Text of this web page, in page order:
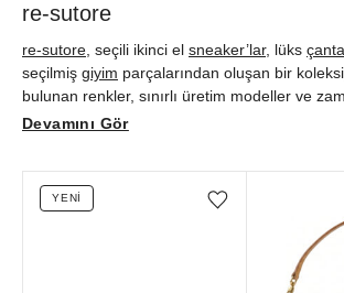
re-sutore
re-sutore, seçili ikinci el sneaker’lar, lüks
seçilmiş giyim parçalarından oluşan bir
bulunan renkler, sınırlı üretim modeller ve
aynı seçkide buluşur. Her ilan fotoğraflar
filtreleyerek keşfet, dolabında bekleyen
çıkarve bu seçkin dolaşıma sen de katkı ver.
Devamını Gör
Favorilere ekle/çıkar
YENI